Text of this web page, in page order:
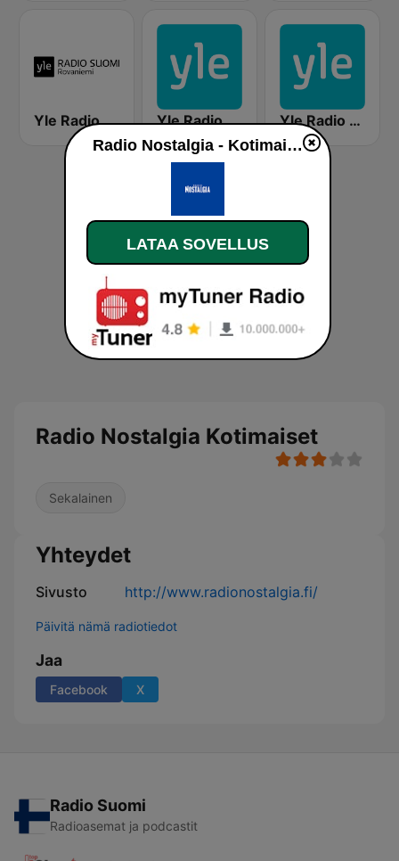
Yle Radio Suomi Rovaniemi Yle Radio Häme Yle Radio Suomi Lappeenranta
Radio Nostalgia Kotimaiset
Sekalainen
Yhteydet
Sivusto http://www.radionostalgia.fi/
Päivitä nämä radiotiedot
Jaa
Facebook X
Radio Suomi
Radioasemat ja podcastit
Radio Nostalgia - Kotimaiset
LATAA SOVELLUS